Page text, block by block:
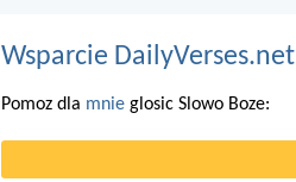
Wsparcie DailyVerses.net
Pomoz dla mnie glosic Slowo Boze: